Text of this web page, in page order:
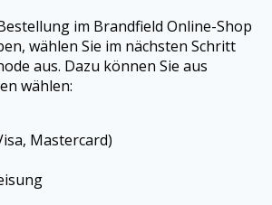
im Brandfield Online-Shop
wählen Sie im nächsten Schritt
aus. Dazu können Sie aus
wählen:
Mastercard)